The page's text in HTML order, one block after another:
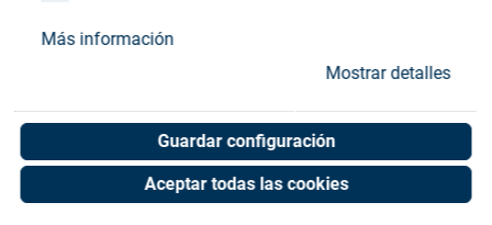
Más información
Mostrar detalles
Guardar configuración
Aceptar todas las cookies